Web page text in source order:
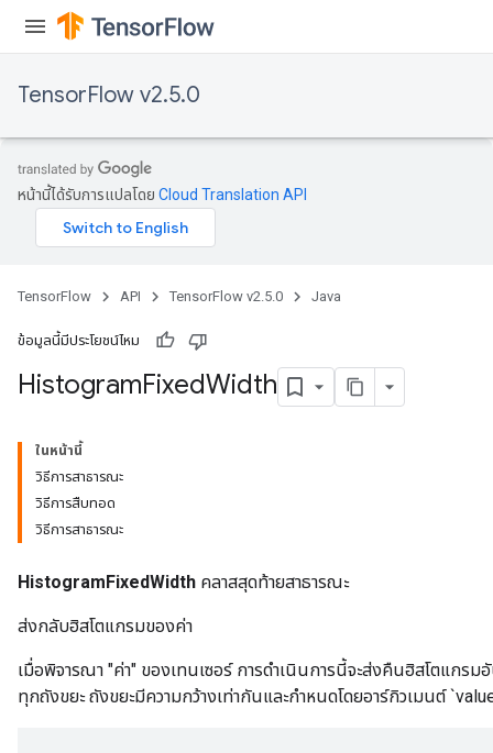
TensorFlow v2.5.0
หน้านี้ได้รับการแปลโดย Cloud Translation API
TensorFlow API TensorFlow v2.5.0 Java
ข้อมูลนี้มีประโยชน์ไหม
HistogramFixedWidth
ในหน้านี้
วิธีการสาธารณะ
วิธีการสืบทอด
วิธีการสาธารณะ
HistogramFixedWidth คลาสสุดท้ายสาธารณะ
ส่งกลับฮิสโตแกรมของค่า
เมื่อพิจารณา "ค่า" ของเทนเซอร์ การดำเนินการนี้จะส่งคืนฮิสโตแกร
ทุกถังขยะ ถังขยะมีความกว้างเท่ากันและกำหนดโดยอาร์กิวเมนต์